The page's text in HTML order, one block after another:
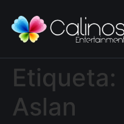
Etiqueta:
Aslan